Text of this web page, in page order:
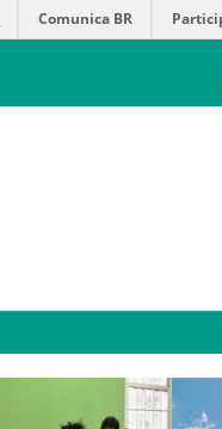
Comunica BR